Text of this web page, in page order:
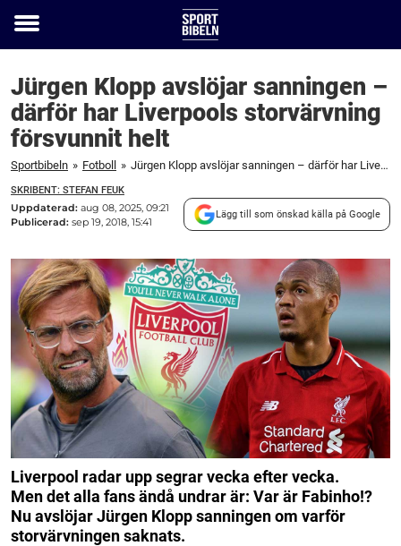
Toggle
Jürgen Klopp avslöjar sanningen –
därför har Liverpools storvärvning
försvunnit helt
Sportbibeln » Fotboll » Jürgen Klopp avslöjar sanningen – därför har Liverpools storvärvning försvunnit helt
SKRIBENT: STEFAN FEUK
Uppdaterad: aug 08, 2025, 09:21
Publicerad: sep 19, 2018, 15:41
Lägg till som önskad källa på Google
Liverpool radar upp segrar vecka efter vecka.
Men det alla fans ändå undrar är: Var är Fabinho!?
Nu avslöjar Jürgen Klopp sanningen om varför
storvärvningen saknats.